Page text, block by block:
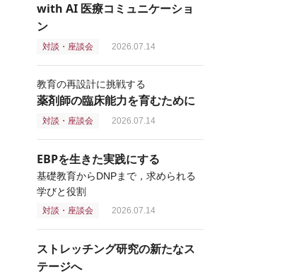
with AI 医療コミュニケーショ
ン
対談・座談会 2026.07.14
教育の再設計に挑戦する
薬剤師の臨床能力を育むために
対談・座談会 2026.07.14
EBPを生きた実践にする
基礎教育からDNPまで，求められる
学びと役割
対談・座談会 2026.07.14
ストレッチング研究の新たなス
テージへ